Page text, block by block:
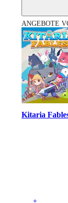
ANGEBOTE
Kitaria